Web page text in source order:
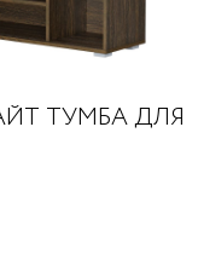
ТУМБА ДЛЯ